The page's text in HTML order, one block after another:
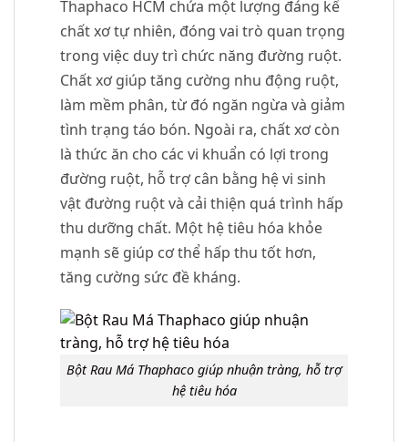
Thaphaco HCM chứa một lượng đáng kể
chất xơ tự nhiên, đóng vai trò quan trọng
trong việc duy trì chức năng đường ruột.
Chất xơ giúp tăng cường nhu động ruột,
làm mềm phân, từ đó ngăn ngừa và giảm
tình trạng táo bón. Ngoài ra, chất xơ còn
là thức ăn cho các vi khuẩn có lợi trong
đường ruột, hỗ trợ cân bằng hệ vi sinh
vật đường ruột và cải thiện quá trình hấp
thu dưỡng chất. Một hệ tiêu hóa khỏe
mạnh sẽ giúp cơ thể hấp thu tốt hơn,
tăng cường sức đề kháng.
Bột Rau Má Thaphaco giúp nhuận tràng, hỗ trợ
hệ tiêu hóa